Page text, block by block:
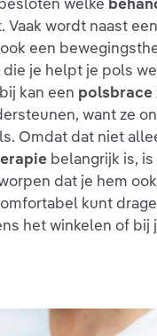
Vaak wordt naast
een
je helpt je pols
kan een polsbrace
want ze
Omdat dat niet
belangrijk is, is
dat je hem
kunt
het winkelen of bij